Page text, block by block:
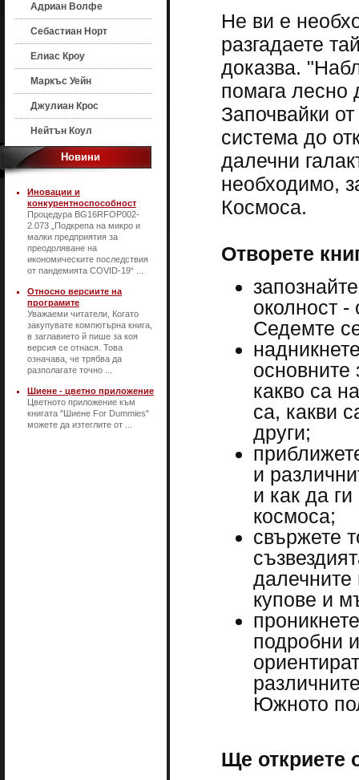
Адриан Волфе
Себастиан Норт
Елиас Кроу
Маркъс Уейн
Джулиан Крос
Нейтън Коул
Новини
Иновации и
конкурентноспособност
Процедура BG16RFOP002-
2.073 „Подкрепа на микро и
малки предприятия за
преодоляване на
икономическите последствия
от пандемията COVID-19“ ...
Относно версиите на
програмите
Уважаеми читатели, Когато
закупувате компютърна книга,
в заглавието й пише за коя
версия се отнася. Това
означава, че трябва да
разполагате точно ...
Шиене - цветно приложение
Цветното приложение към
книгата "Шиене For Dummies"
можете да изтеглите от ...
Не ви е
разгадаете
доказва.
помага лесно
Започвайки
система до
далечни
необходимо,
Космоса.
Отворете
околност
Седемте
основните
какво са
са, какви
други;
и
и как да
космоса;
свържете
далечните
купове и
подробни
Южното
Ще откриете